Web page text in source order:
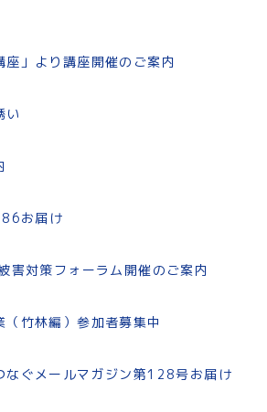
座」より講座開催のご案内
い
お届け
害対策フォーラム開催のご案内
（竹林編）参加者募集中
なぐメールマガジン第128号お届け